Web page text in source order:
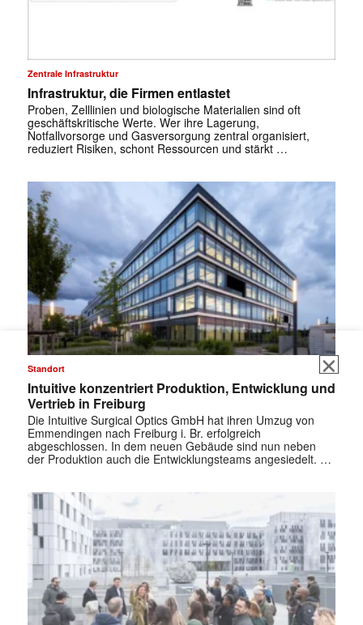
Zentrale Infrastruktur
Infrastruktur, die Firmen entlastet
Proben, Zelllinien und biologische Materialien sind oft
geschäftskritische Werte. Wer ihre Lagerung,
Notfallvorsorge und Gasversorgung zentral organisiert,
reduziert Risiken, schont Ressourcen und stärkt …
Standort
Intuitive konzentriert Produktion, Entwicklung und
Vertrieb in Freiburg
Die Intuitive Surgical Optics GmbH hat ihren Umzug von
Emmendingen nach Freiburg i. Br. erfolgreich
abgeschlossen. In dem neuen Gebäude sind nun neben
der Produktion auch die Entwicklungsteams angesiedelt. …